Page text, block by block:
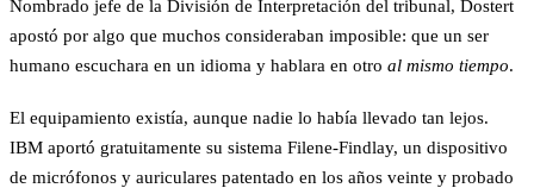
Nombrado jefe de la División de Interpretación del tribunal, Dostert
apostó por algo que muchos consideraban imposible: que un ser
humano escuchara en un idioma y hablara en otro al mismo tiempo.
El equipamiento existía, aunque nadie lo había llevado tan lejos.
IBM aportó gratuitamente su sistema Filene-Findlay, un dispositivo
de micrófonos y auriculares patentado en los años veinte y probado